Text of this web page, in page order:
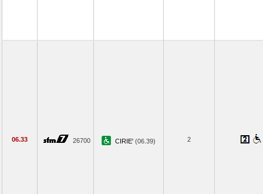
06.33 26700 CIRIE' (06.39) 2